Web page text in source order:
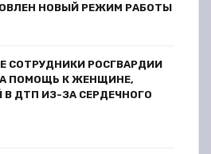
НОВЫЙ РЕЖИМ РАБОТЫ
СОТРУДНИКИ РОСГВАРДИИ
ПОМОЩЬ К ЖЕНЩИНЕ,
ДТП ИЗ-ЗА СЕРДЕЧНОГО